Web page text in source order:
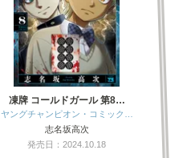
凍牌 コールドガール 第8…
ヤングチャンピオン・コミック…
志名坂高次
発売日：2024.10.18